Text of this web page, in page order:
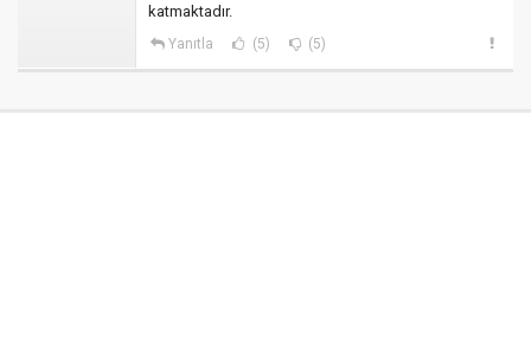
katmaktadır.
Yanıtla (5) (5)